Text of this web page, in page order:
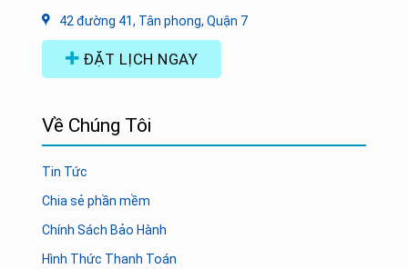
42 đường 41, Tân phong, Quận 7
ĐẶT LỊCH NGAY
Về Chúng Tôi
Tin Tức
Chia sẻ phần mềm
Chính Sách Bảo Hành
Hình Thức Thanh Toán